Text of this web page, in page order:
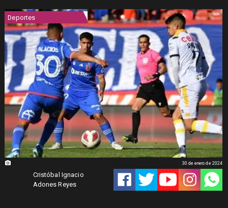
Deportes
Cristóbal Ignacio
Adones Reyes
30 de enero de 2024